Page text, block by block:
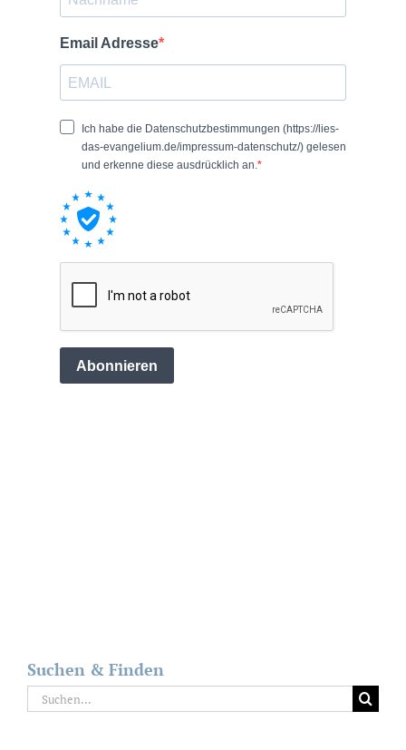
Suchen & Finden
Suche
nach: